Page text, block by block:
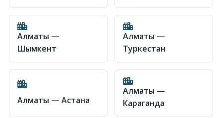
Алматы —
Шымкент
Алматы —
Туркестан
Алматы — Астана
Алматы —
Караганда